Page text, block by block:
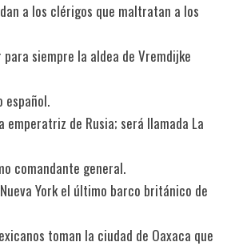
a los clérigos que maltratan a los
siempre la aldea de Vremdijke
español.
emperatriz de Rusia; será llamada La
comandante general.
York el último barco británico de
toman la ciudad de Oaxaca que